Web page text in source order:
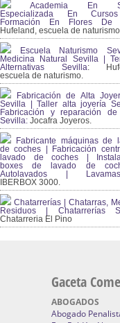
Academia En
Especializada En
Formación En Flores De
Hufeland, escuela de
Escuela Naturismo
Medicina Natural Sevilla |
Alternativas Sevilla:
escuela de naturismo.
Fabricación de Alta
Sevilla | Taller alta joyería
Fabricación y reparación
Sevilla: Jocafra Joyeros.
Fabricante máquinas de
de coches | Fabricación
lavado de coches |
boxes de lavado de
Autolavados |
IBERBOX 3000.
Chatarrerías | Chatarras,
Residuos | Chatarrerías
Chatarreria El Pino
Gaceta
ABOGADOS
Abogado